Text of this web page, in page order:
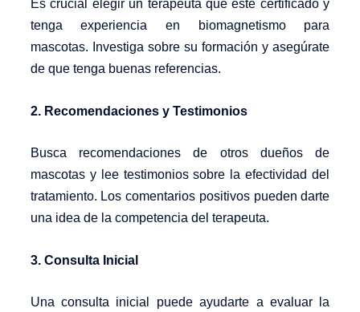
Es crucial elegir un terapeuta que esté certificado y
tenga experiencia en biomagnetismo para
mascotas. Investiga sobre su formación y asegúrate
de que tenga buenas referencias.
2. Recomendaciones y Testimonios
Busca recomendaciones de otros dueños de
mascotas y lee testimonios sobre la efectividad del
tratamiento. Los comentarios positivos pueden darte
una idea de la competencia del terapeuta.
3. Consulta Inicial
Una consulta inicial puede ayudarte a evaluar la